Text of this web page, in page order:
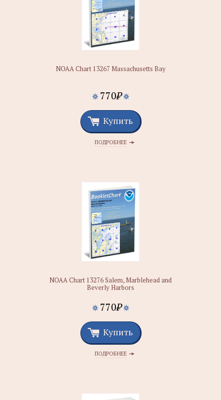
NOAA Chart 13267 Massachusetts Bay
770₽
Купить
ПОДРОБНЕЕ
NOAA Chart 13276 Salem, Marblehead and
Beverly Harbors
770₽
Купить
ПОДРОБНЕЕ